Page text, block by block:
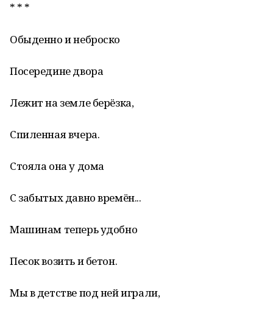
* * *
Обыденно и неброско
Посередине двора
Лежит на земле берёзка,
Спиленная вчера.
Стояла она у дома
С забытых давно времён...
Машинам теперь удобно
Песок возить и бетон.
Мы в детстве под ней играли,